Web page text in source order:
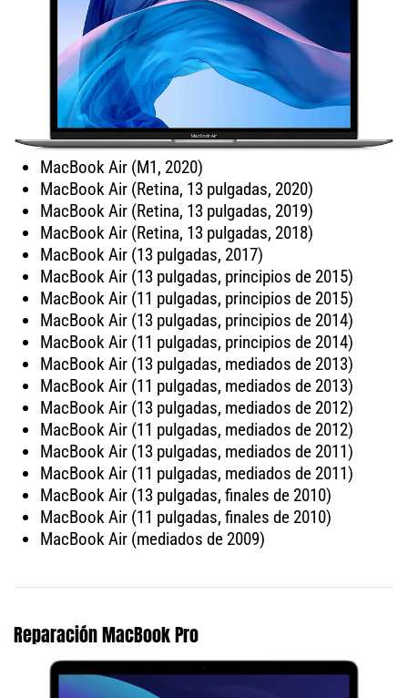
MacBook Air (M1, 2020)
MacBook Air (Retina, 13 pulgadas, 2020)
MacBook Air (Retina, 13 pulgadas, 2019)
MacBook Air (Retina, 13 pulgadas, 2018)
MacBook Air (13 pulgadas, 2017)
MacBook Air (13 pulgadas, principios de 2015)
MacBook Air (11 pulgadas, principios de 2015)
MacBook Air (13 pulgadas, principios de 2014)
MacBook Air (11 pulgadas, principios de 2014)
MacBook Air (13 pulgadas, mediados de 2013)
MacBook Air (11 pulgadas, mediados de 2013)
MacBook Air (13 pulgadas, mediados de 2012)
MacBook Air (11 pulgadas, mediados de 2012)
MacBook Air (13 pulgadas, mediados de 2011)
MacBook Air (11 pulgadas, mediados de 2011)
MacBook Air (13 pulgadas, finales de 2010)
MacBook Air (11 pulgadas, finales de 2010)
MacBook Air (mediados de 2009)
Reparación MacBook Pro